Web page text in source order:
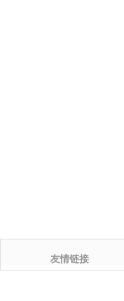
友情链接